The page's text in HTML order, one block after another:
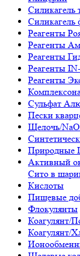
Силикагель
Силикагель
Реагенты
Реагенты
Реагенты
Реагенты
Реагенты
Сульфат
Пески
Щелочь/
Природные
Активный
Сито в
Кислоты
Пищевые
Флокулянты
Коагулянт/
Коагулянт/